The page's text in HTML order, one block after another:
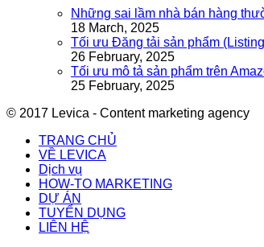
Những sai lầm nhà bán hàng
18 March, 2025
Tối ưu Đăng tải sản phẩm
26 February, 2025
Tối ưu mô tả sản phẩm trên
25 February, 2025
© 2017 Levica - Content marketing agency
TRANG CHỦ
VỀ LEVICA
Dịch vụ
HOW-TO MARKETING
DỰ ÁN
TUYỂN DỤNG
LIÊN HỆ